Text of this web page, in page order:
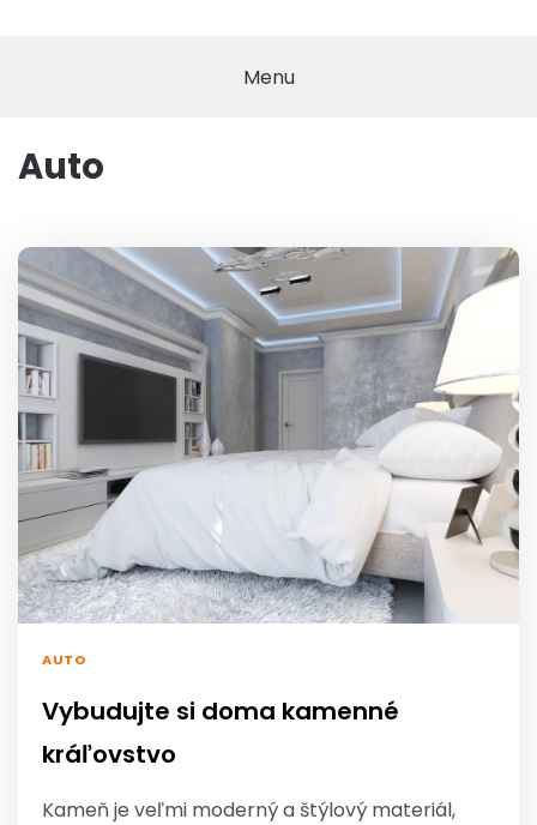
Menu
Auto
AUTO
Vybudujte si doma kamenné
kráľovstvo
Kameň je veľmi moderný a štýlový materiál,